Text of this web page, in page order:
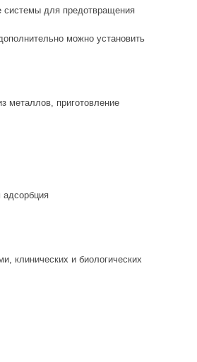
системы для предотвращения
можно установить
металлов, приготовление
адсорбция
клинических и биологических